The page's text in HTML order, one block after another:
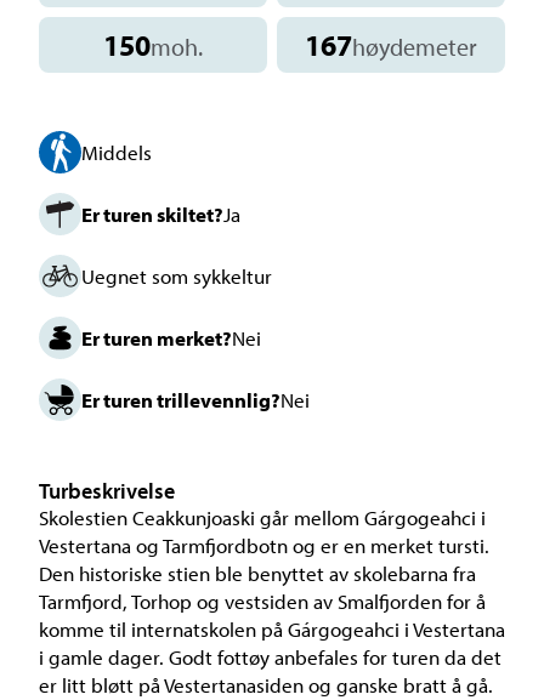
150moh. 167høydemeter
Middels
Er turen skiltet?Ja
Uegnet som sykkeltur
Er turen merket?Nei
Er turen trillevennlig?Nei
Turbeskrivelse
Skolestien Ceakkunjoaski går mellom Gárgogeahci i
Vestertana og Tarmfjordbotn og er en merket tursti.
Den historiske stien ble benyttet av skolebarna fra
Tarmfjord, Torhop og vestsiden av Smalfjorden for å
komme til internatskolen på Gárgogeahci i Vestertana
i gamle dager. Godt fottøy anbefales for turen da det
er litt bløtt på Vestertanasiden og ganske bratt å gå.